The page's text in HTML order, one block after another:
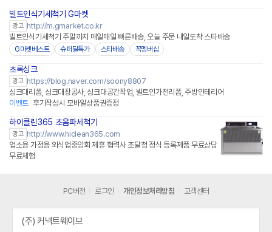
빌트인식기세척기 G마켓
광고 http://m.gmarket.co.kr
빌트인식기세척기 주말까지 매일매일 빠른배송, 오늘 주문 내일도착 스타배송
G마켓베스트 슈퍼딜특가 스타배송 꼭멤버십
초록싱크
광고 https://blog.naver.com/soony8807
싱크대리폼, 싱크대장공사, 싱크대공간작업, 빌트인가전리폼, 주방인테리어
이벤트 후기작성시 모바일상품권증정
하이클린365 초음파세척기
광고 http://www.hiclean365.com
업소용 가정용 외식업중앙회 제휴 협력사 조달청 정식 등록제품 무료상담
무료체험
PC버전 로그인 개인정보처리방침 고객센터
(주) 커넥트웨이브